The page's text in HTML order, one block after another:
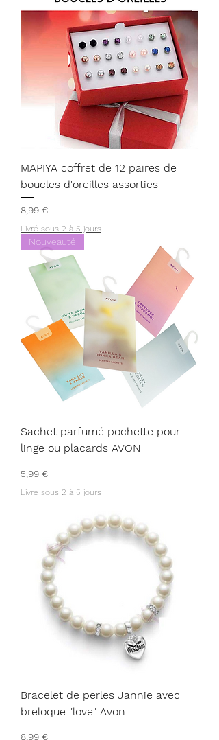
MAPIYA coffret de 12 paires de
boucles d'oreilles assorties
Prix
8,99 €
Livré sous 2 à 5 jours
Nouveauté
Sachet parfumé pochette pour
linge ou placards AVON
Prix
5,99 €
Livré sous 2 à 5 jours
Bracelet de perles Jannie avec
breloque "love" Avon
Prix
8,99 €